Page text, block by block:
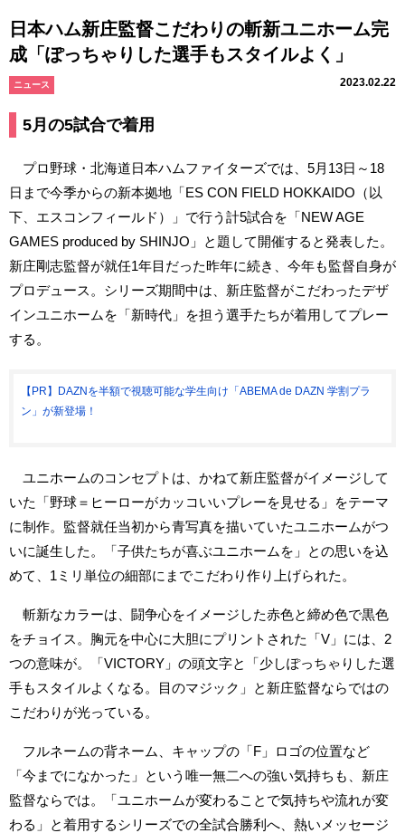
日本ハム新庄監督こだわりの斬新ユニホーム完
成「ぽっちゃりした選手もスタイルよく」
ニュース 2023.02.22
5月の5試合で着用
プロ野球・北海道日本ハムファイターズでは、5月13日～18
日まで今季からの新本拠地「ES CON FIELD HOKKAIDO（以
下、エスコンフィールド）」で行う計5試合を「NEW AGE
GAMES produced by SHINJO」と題して開催すると発表した。
新庄剛志監督が就任1年目だった昨年に続き、今年も監督自身が
プロデュース。シリーズ期間中は、新庄監督がこだわったデザ
インユニホームを「新時代」を担う選手たちが着用してプレー
する。
【PR】DAZNを半額で視聴可能な学生向け「ABEMA de DAZN 学割プラ
ン」が新登場！
ユニホームのコンセプトは、かねて新庄監督がイメージして
いた「野球＝ヒーローがカッコいいプレーを見せる」をテーマ
に制作。監督就任当初から青写真を描いていたユニホームがつ
いに誕生した。「子供たちが喜ぶユニホームを」との思いを込
めて、1ミリ単位の細部にまでこだわり作り上げられた。
斬新なカラーは、闘争心をイメージした赤色と締め色で黒色
をチョイス。胸元を中心に大胆にプリントされた「V」には、2
つの意味が。「VICTORY」の頭文字と「少しぽっちゃりした選
手もスタイルよくなる。目のマジック」と新庄監督ならではの
こだわりが光っている。
フルネームの背ネーム、キャップの「F」ロゴの位置など
「今までになかった」という唯一無二への強い気持ちも、新庄
監督ならでは。「ユニホームが変わることで気持ちや流れが変
わる」と着用するシリーズでの全試合勝利へ、熱いメッセージ